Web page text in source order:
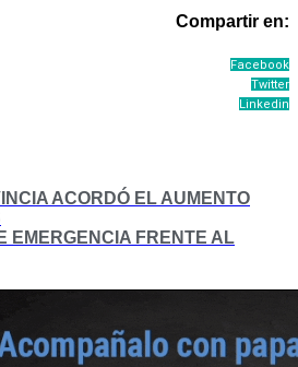
Compartir en:
Facebook
Twitter
Linkedin
ACORDÓ EL AUMENTO
EMERGENCIA FRENTE AL